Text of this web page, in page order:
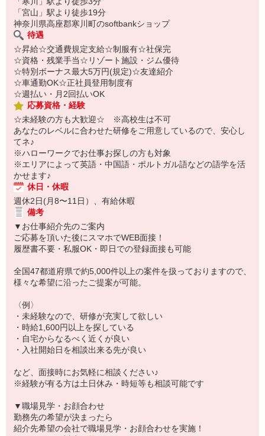
「宮山」駅より徒歩19分
神奈川県高座郡寒川町のsoftbankショップ
待遇
☆昇給☆交通費規定支給☆制服有☆社保完
☆資格・残業手当☆リゾート施設・ジム優待
☆特別ボーナス最大5万円(規定)☆友達紹介
☆車通勤OK☆正社員登用制度有
☆週払い・月2回払いOK
応募資格・経験
☆未経験の方も大歓迎☆ ※高校生は不可
あなたのレベルに合わせた研修をご用意しているので、安心し
てネ♪
※ハローワークでお仕事お探しの方も対象
※エリアによって英語・中国語・ポルトガル語などの語学を活
かせます♪
休日・休暇
週休2日(月8〜11日）、有給休暇
備考
▼お仕事紹介先のご案内
ご応募を頂いた後にスマホでWEB面接！
履歴書不要・私服OK・即日での登録面接も可能
全国47都道府県で約5,000件以上の案件を扱っておりますので、
様々な希望に沿ったご提案が可能。
〈例〉
・未経験なので、研修が充実して欲しい
・時給1,600円以上を探している
・自宅からなるべく近くが良い
・入社開始日を相談出来る先が良い
など、面接時にお気軽に相談ください♪
※経験が有る方は土日休み・時短等も相談可能です
▼職場見学・お顔合わせ
勤務先の希望が決まったら
紹介先希望の会社で職場見学・お顔合わせを実施！